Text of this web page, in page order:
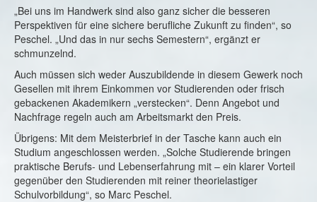
„Bei uns im Handwerk sind also ganz sicher die besseren
Perspektiven für eine sichere berufliche Zukunft zu finden“, so
Peschel. „Und das in nur sechs Semestern“, ergänzt er
schmunzelnd.
Auch müssen sich weder Auszubildende in diesem Gewerk noch
Gesellen mit ihrem Einkommen vor Studierenden oder frisch
gebackenen Akademikern „verstecken“. Denn Angebot und
Nachfrage regeln auch am Arbeitsmarkt den Preis.
Übrigens: Mit dem Meisterbrief in der Tasche kann auch ein
Studium angeschlossen werden. „Solche Studierende bringen
praktische Berufs- und Lebenserfahrung mit – ein klarer Vorteil
gegenüber den Studierenden mit reiner theorielastiger
Schulvorbildung“, so Marc Peschel.